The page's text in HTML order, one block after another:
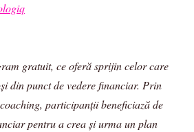
gratuit, ce oferă sprijin celor care
din punct de vedere financiar. Prin
participanții beneficiază de
pentru a crea și urma un plan